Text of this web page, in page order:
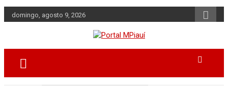
Skip
to
domingo, agosto 9, 2026
Portal MPiauí